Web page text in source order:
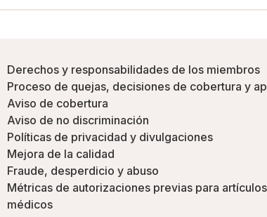
Derechos y responsabilidades de los miembros
Proceso de quejas, decisiones de cobertura y
Aviso de cobertura
Aviso de no discriminación
Políticas de privacidad y divulgaciones
Mejora de la calidad
Fraude, desperdicio y abuso
Métricas de autorizaciones previas para
médicos